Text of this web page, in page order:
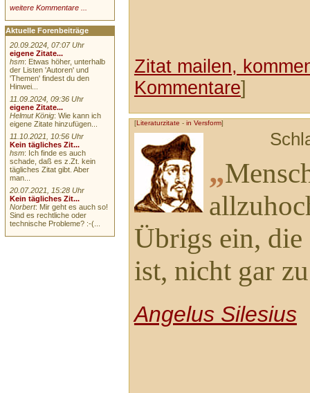
Zitat mailen,
Kommentare]
[Literaturzitate - in Versform]
„
Übrigs ein, die
ist, nicht gar
Angelus Silesius
weitere Kommentare ...
Aktuelle Forenbeiträge
20.09.2024, 07:07 Uhr
eigene Zitate...
hsm: Etwas höher, unterhalb
der Listen 'Autoren' und
'Themen' findest du den
Hinwei...
11.09.2024, 09:36 Uhr
eigene Zitate...
Helmut König: Wie kann ich
eigene Zitate hinzufügen...
11.10.2021, 10:56 Uhr
Kein tägliches Zit...
hsm: Ich finde es auch
schade, daß es z.Zt. kein
tägliches Zitat gibt. Aber
man...
20.07.2021, 15:28 Uhr
Kein tägliches Zit...
Norbert: Mir geht es auch so!
Sind es rechtliche oder
technische Probleme? :-(...